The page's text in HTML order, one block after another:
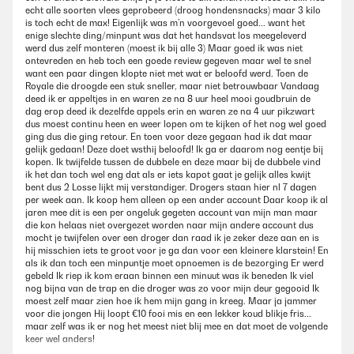
echt alle soorten vlees geprobeerd (droog hondensnacks) maar 3 kilo
is toch echt de max! Eigenlijk was m’n voorgevoel goed... want het
enige slechte ding/minpunt was dat het handsvat los meegeleverd
werd dus zelf monteren (moest ik bij alle 3) Maar goed ik was niet
ontevreden en heb toch een goede review gegeven maar wel te snel
want een paar dingen klopte niet met wat er beloofd werd. Toen de
Royale die droogde een stuk sneller, maar niet betrouwbaar Vandaag
deed ik er appeltjes in en waren ze na 8 uur heel mooi goudbruin de
dag erop deed ik dezelfde appels erin en waren ze na 4 uur pikzwart
dus moest continu heen en weer lopen om te kijken of het nog wel goed
ging dus die ging retour. En toen voor deze gegaan had ik dat maar
gelijk gedaan! Deze doet wsthij beloofd! Ik ga er daarom nog eentje bij
kopen. Ik twijfelde tussen de dubbele en deze maar bij de dubbele vind
ik het dan toch wel eng dat als er iets kapot gaat je gelijk alles kwijt
bent dus 2 Losse lijkt mij verstandiger. Drogers staan hier nl 7 dagen
per week aan. Ik koop hem alleen op een ander account Daar koop ik al
jaren mee dit is een per ongeluk gegeten account van mijn man maar
die kon helaas niet overgezet worden naar mijn andere account dus
mocht je twijfelen over een droger dan raad ik je zeker deze aan en is
hij misschien iets te groot voor je ga dan voor een kleinere klarstein! En
als ik dan toch een minpuntje moet opnoemen is de bezorging Er werd
gebeld Ik riep ik kom eraan binnen een minuut was ik beneden Ik viel
nog bijna van de trap en die droger was zo voor mijn deur gegooid Ik
moest zelf maar zien hoe ik hem mijn gang in kreeg. Maar ja jammer
voor die jongen Hij loopt €10 fooi mis en een lekker koud blikje fris...
maar zelf was ik er nog het meest niet blij mee en dat moet de volgende
keer wel anders!